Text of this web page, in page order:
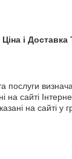
Ціна і Доставка
послуги
на сайті
на сайті у